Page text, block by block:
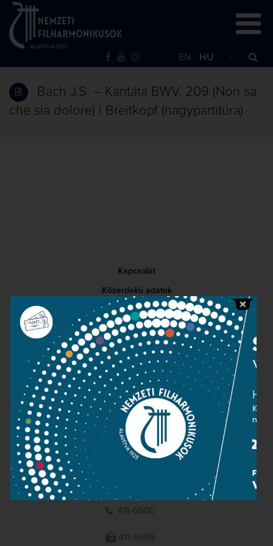
EN HU
Bach J.S. – Kantáta BWV. 209 (Non sa
che sia dolore) | Breitkopf (nagypartitúra)
Kapcsolat
Közérdekű adatok
Sajtószoba
Adatvédelem
Impresszum
NEMZETI
FILHARMONIKUSOK
1095 Budapest, Komor Marcell u. 1. (Müpa)
411-6600
411-6699